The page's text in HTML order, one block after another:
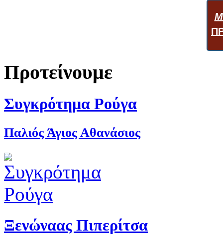
Προτείνουμε
Συγκρότημα Ρούγα
Παλιός Άγιος Αθανάσιος
Ξενώναας Πιπερίτσα